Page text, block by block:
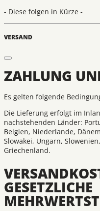
- Diese folgen in Kürze -
VERSAND
ZAHLUNG
Es gelten folgende
Die Lieferung erfolgt im
nachstehenden Länder:
Belgien, Niederlande,
Slowakei, Ungarn,
Griechenland.
GESETZLICHE